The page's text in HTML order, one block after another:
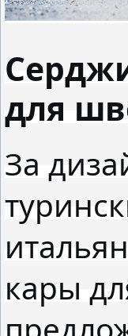
для
За
кары